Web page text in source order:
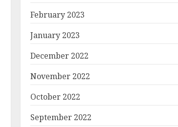
February 2023
January 2023
December 2022
November 2022
October 2022
September 2022